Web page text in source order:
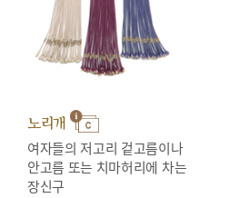
노리개
여자들의 저고리 겉고름이나
안고름 또는 치마허리에 차는
장신구